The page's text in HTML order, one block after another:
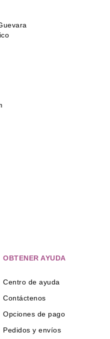
OBTENER AYUDA
Centro de ayuda
Contáctenos
Opciones de pago
Pedidos y envíos